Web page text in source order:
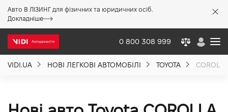
Авто В ЛІЗИНГ для фізичних та юридичних осіб.
Докладніше
0 800 308 999
VIDI.UA НОВІ ЛЕГКОВІ АВТОМОБІЛІ TOYOTA
Акції %